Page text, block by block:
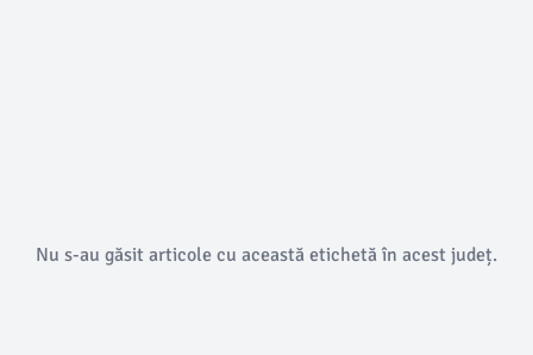
Nu s-au găsit articole cu această etichetă în acest județ.